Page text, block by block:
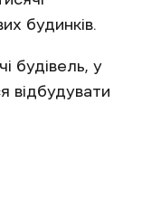
будинків.
будівель, у
відбудувати